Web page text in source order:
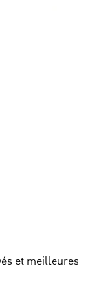
et meilleures